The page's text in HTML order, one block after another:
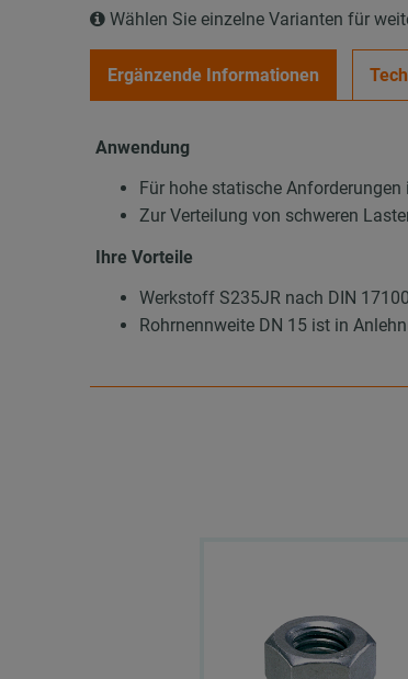
Wählen Sie einzelne Varianten für
Ergänzende Informationen
Anwendung
Für hohe statische
Zur Verteilung von schweren
Ihre Vorteile
Werkstoff S235JR nach DIN
Rohrnennweite DN 15 ist in